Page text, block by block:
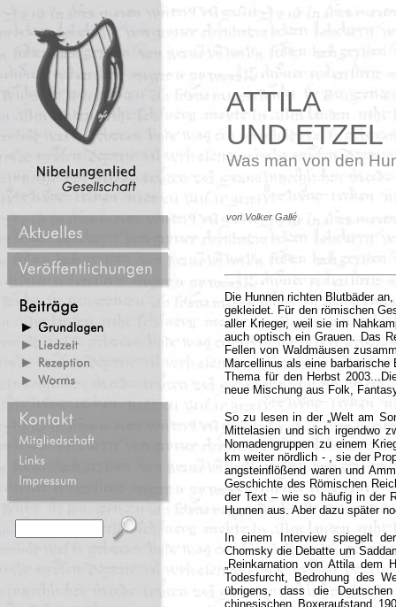
ATTILA
UND ETZEL
Was man von den
von Volker Gallé
Die Hunnen richten Blutbäder
gekleidet. Für den römischen
aller Krieger, weil sie im
auch optisch ein Grauen. Das
Fellen von Waldmäusen
Marcellinus als eine
Thema für den Herbst
neue Mischung aus Folk,
So zu lesen in der „Welt am
Mittelasien und sich irgendwo
Nomadengruppen zu einem
km weiter nördlich - , sie der
angsteinflößend waren und
Geschichte des Römischen
der Text – wie so häufig in der
Hunnen aus. Aber dazu später
In einem Interview spiegelt
Chomsky die Debatte um
„Reinkarnation von Attila dem
Todesfurcht, Bedrohung des
übrigens, dass die
chinesischen Boxeraufstand